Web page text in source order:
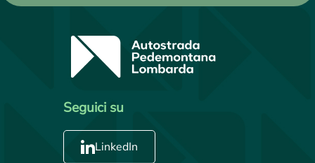
Seguici su
LinkedIn